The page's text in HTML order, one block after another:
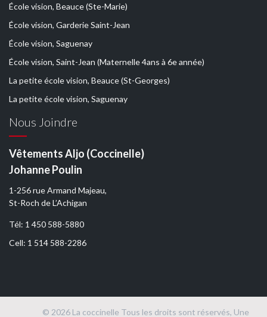
École vision, Beauce (Ste-Marie)
École vision, Garderie Saint-Jean
École vision, Saguenay
École vision, Saint-Jean (Maternelle 4ans à 6e année)
La petite école vision, Beauce (St-Georges)
La petite école vision, Saguenay
Nous Joindre
Vêtements Aljo (Coccinelle)
Johanne Poulin
1-256 rue Armand Majeau,
St-Roch de L’Achigan
Tél: 1 450 588-5880
Cell: 1 514 588-2286
© 2026 La coccinelle Tous les droits sont réservés, Une